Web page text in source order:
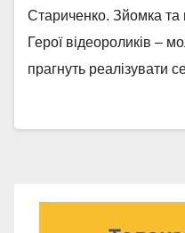
Стариченко. Зйомка
Герої відеороликів –
прагнуть реалізувати